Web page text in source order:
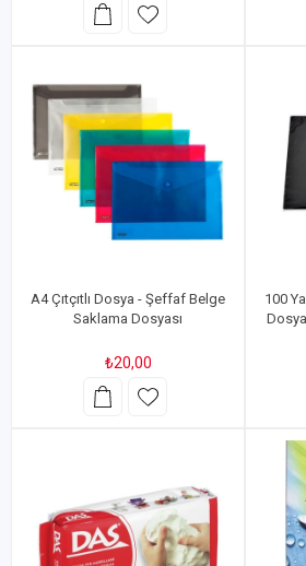
A4 Çıtçıtlı Dosya - Şeffaf Belge
Saklama Dosyası
₺20,00
100